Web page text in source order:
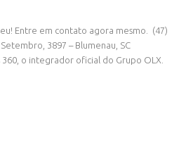
Entre em contato agora mesmo. ㅤㅤ (47)
3897 – Blumenau, SC
o integrador oficial do Grupo OLX.